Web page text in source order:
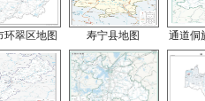
环翠区地图 寿宁县地图 通道侗